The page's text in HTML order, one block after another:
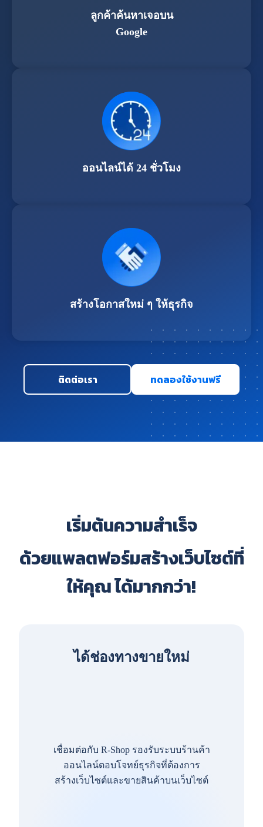
ลูกค้าค้นหาเจอบน
Google
ออนไลน์ได้ 24 ชั่วโมง
สร้างโอกาสใหม่ ๆ ให้ธุรกิจ
ติดต่อเรา ทดลองใช้งานฟรี
เริ่มต้นความสำเร็จ
ด้วยแพลตฟอร์มสร้างเว็บไซต์ที่
ให้คุณ ได้มากกว่า!
ได้ช่องทางขายใหม่
เชื่อมต่อกับ R-Shop รองรับระบบร้านค้า
ออนไลน์ตอบโจทย์ธุรกิจที่ต้องการ
สร้างเว็บไซต์และขายสินค้าบนเว็บไซต์